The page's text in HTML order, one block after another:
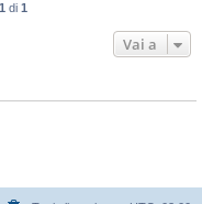
1 di 1
Vai a